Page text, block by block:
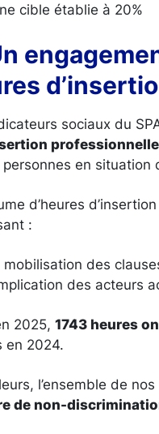
cible établie à 20%
sociaux du
professionnelle
en situation
d’heures
:
mobilisation des
des acteurs
2025, 1743 heures
en 2024.
l’ensemble de
de non-